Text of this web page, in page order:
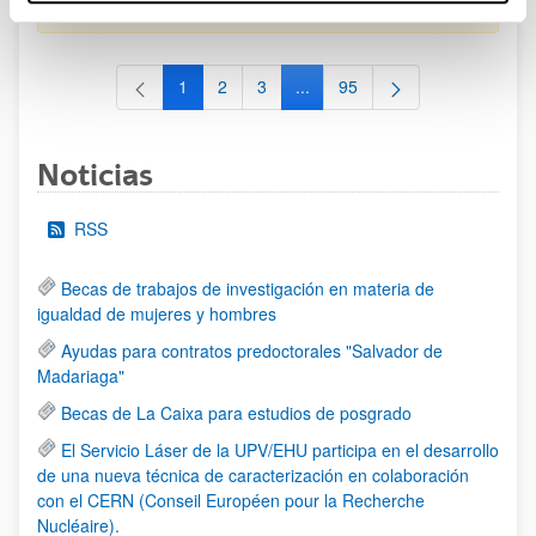
al 30/07/2026 (ambos incluídos)
Página
1 Página
2 Página
3 ...Páginas intermedias Use TAB
Página
95
Noticias
RSS
Becas de trabajos de investigación en materia de
igualdad de mujeres y hombres
Ayudas para contratos predoctorales "Salvador de
Madariaga"
Becas de La Caixa para estudios de posgrado
El Servicio Láser de la UPV/EHU participa en el desarrollo
de una nueva técnica de caracterización en colaboración
con el CERN (Conseil Européen pour la Recherche
Nucléaire).